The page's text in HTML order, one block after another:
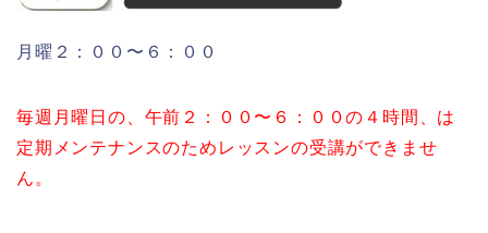
月曜２：００〜６：００
毎週月曜日の、午前２：００〜６：００の４時間、は
定期メンテナンスのためレッスンの受講ができませ
ん。